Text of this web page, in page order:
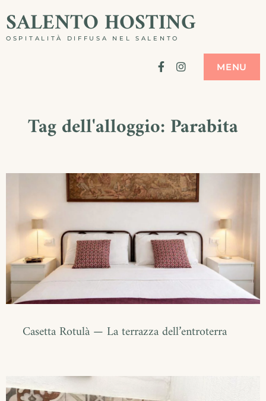
toSALENTO HOSTING
OSPITALITÀ DIFFUSA NEL SALENTO
FacebookInstagram
MENU
Tag dell'alloggio:Parabita
Casetta Rotulà — La terrazza dell’entroterra